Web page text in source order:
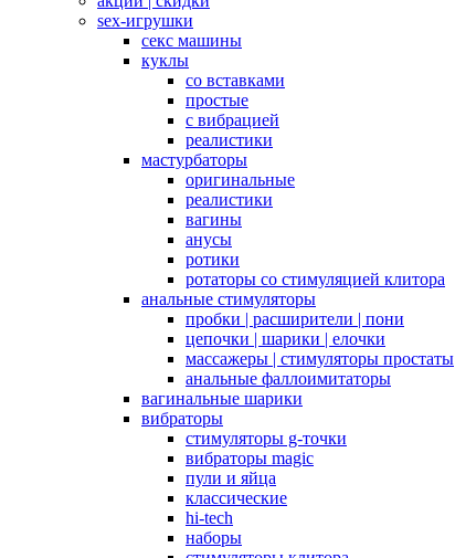
sex-игрушки
секс машины
куклы
со вставками
простые
с вибрацией
реалистики
мастурбаторы
оригинальные
реалистики
вагины
анусы
ротики
ротаторы со стимуляцией клитора
анальные стимуляторы
пробки | расширители | пони
цепочки | шарики | елочки
массажеры | стимуляторы простаты
анальные фаллоимитаторы
вагинальные шарики
вибраторы
стимуляторы g-точки
вибраторы magic
пули и яйца
классические
hi-tech
наборы